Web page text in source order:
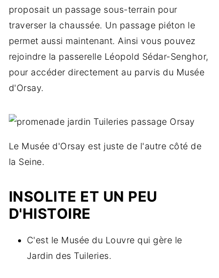
proposait un passage sous-terrain pour
traverser la chaussée. Un passage piéton le
permet aussi maintenant. Ainsi vous pouvez
rejoindre la passerelle Léopold Sédar-Senghor,
pour accéder directement au parvis du Musée
d'Orsay.
Le Musée d'Orsay est juste de l'autre côté de
la Seine.
INSOLITE ET UN PEU
D'HISTOIRE
C'est le Musée du Louvre qui gère le
Jardin des Tuileries.